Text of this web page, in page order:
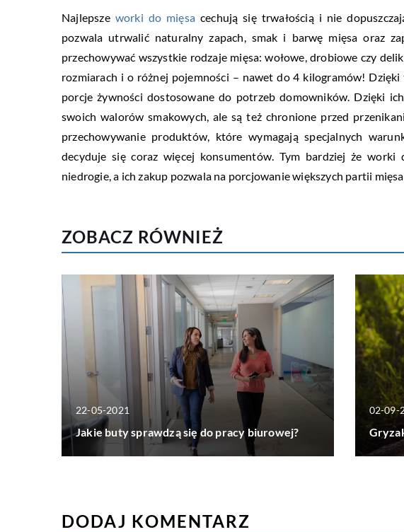
Najlepsze worki do mięsa cechują się trwałością i nie
pozwala utrwalić naturalny zapach, smak i barwę mięsa oraz
przechowywać wszystkie rodzaje mięsa: wołowe, drobiowe czy
rozmiarach i o różnej pojemności – nawet do 4 kilogramów!
porcje żywności dostosowane do potrzeb domowników. Dzięki
swoich walorów smakowych, ale są też chronione przed
przechowywanie produktów, które wymagają specjalnych
decyduje się coraz więcej konsumentów. Tym bardziej że
niedrogie, a ich zakup pozwala na porcjowanie większych partii
ZOBACZ RÓWNIEŻ
22-05-2021
Jakie buty sprawdzą się do pracy biurowej?
02-09-
DODAJ KOMENTARZ